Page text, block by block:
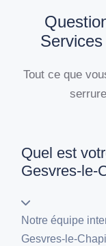
Tout ce que
Quel est
Gesvres-le-
Notre équipe
Gesvres-le-